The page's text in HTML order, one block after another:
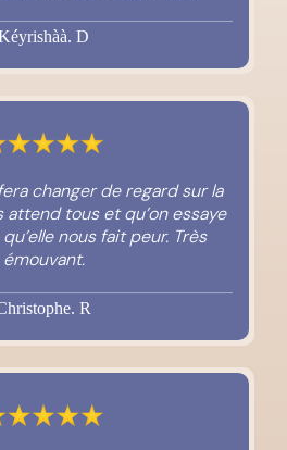
D
changer de regard sur la
attend tous et qu’on essaye
nous fait peur. Très
émouvant.
R